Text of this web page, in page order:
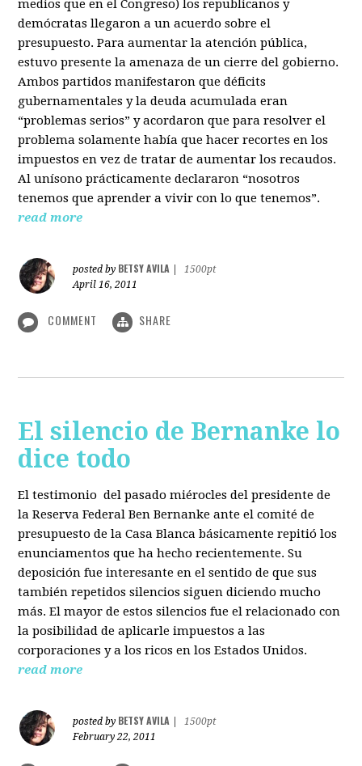
medios que en el Congreso) los republicanos y
demócratas llegaron a un acuerdo sobre el
presupuesto. Para aumentar la atención pública,
estuvo presente la amenaza de un cierre del gobierno.
Ambos partidos manifestaron que déficits
gubernamentales y la deuda acumulada eran
“problemas serios” y acordaron que para resolver el
problema solamente había que hacer recortes en los
impuestos en vez de tratar de aumentar los recaudos.
Al unísono prácticamente declararon “nosotros
tenemos que aprender a vivir con lo que tenemos”.
read more
posted by BETSY AVILA
1500pt
April 16, 2011
COMMENT SHARE
El silencio de Bernanke lo
dice todo
El testimonio del pasado miérocles del presidente de
la Reserva Federal Ben Bernanke ante el comité de
presupuesto de la Casa Blanca básicamente repitió los
enunciamentos que ha hecho recientemente. Su
deposición fue interesante en el sentido de que sus
también repetidos silencios siguen diciendo mucho
más. El mayor de estos silencios fue el relacionado con
la posibilidad de aplicarle impuestos a las
corporaciones y a los ricos en los Estados Unidos.
read more
posted by BETSY AVILA
1500pt
February 22, 2011